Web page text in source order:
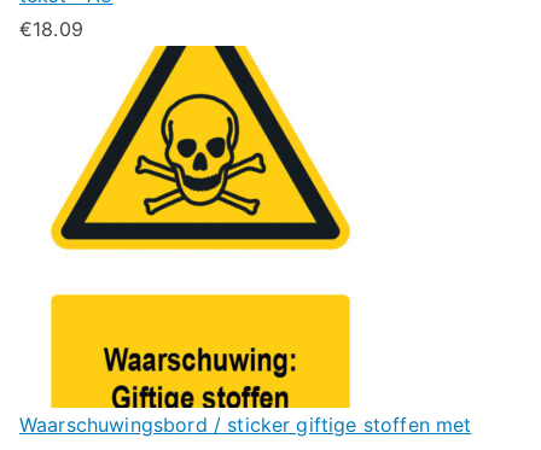
€18.09
Waarschuwingsbord / sticker giftige stoffen met